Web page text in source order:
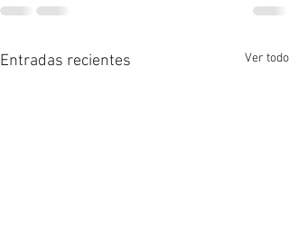
Entradas recientes Ver todo